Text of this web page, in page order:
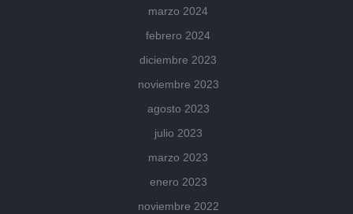
marzo 2024
febrero 2024
diciembre 2023
noviembre 2023
agosto 2023
julio 2023
marzo 2023
enero 2023
noviembre 2022